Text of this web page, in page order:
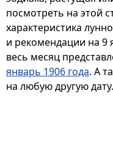
посмотреть на этой
характеристика
и рекомендации на 9
весь месяц
январь 1906 года. А
на любую другую дату.